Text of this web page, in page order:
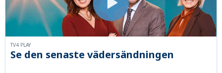
Se den senaste vädersändningen
TV4 PLAY